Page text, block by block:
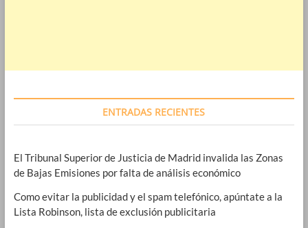
ENTRADAS RECIENTES
El Tribunal Superior de Justicia de Madrid invalida las Zonas
de Bajas Emisiones por falta de análisis económico
Como evitar la publicidad y el spam telefónico, apúntate a la
Lista Robinson, lista de exclusión publicitaria